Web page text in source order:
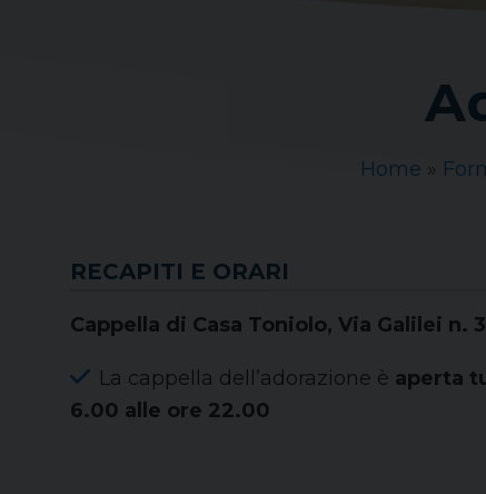
Home »
RECAPITI E ORARI
Cappella di Casa Toniolo, Via Galilei n.
La cappella dell’adorazione è aperta
6.00 alle ore 22.00